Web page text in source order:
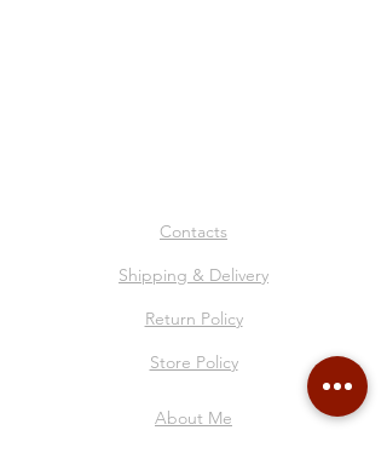
Contacts
Shipping & Delivery
Return Policy
Store Policy
About Me